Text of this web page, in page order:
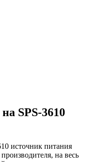
SPS-3610
источник питания
на весь